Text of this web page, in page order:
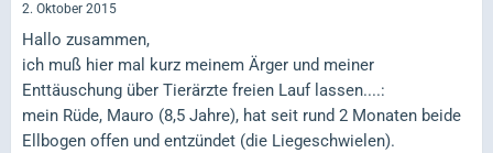
2. Oktober 2015
Hallo zusammen,
ich muß hier mal kurz meinem Ärger und meiner
Enttäuschung über Tierärzte freien Lauf lassen....:
mein Rüde, Mauro (8,5 Jahre), hat seit rund 2 Monaten beide
Ellbogen offen und entzündet (die Liegeschwielen).